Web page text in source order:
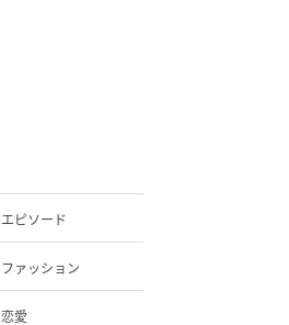
エピソード
ファッション
恋愛